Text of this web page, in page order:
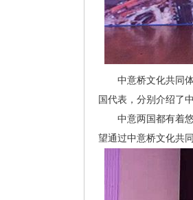
中意桥文化共同体
国代表，分别介绍了
中意两国都有着悠
望通过中意桥文化共